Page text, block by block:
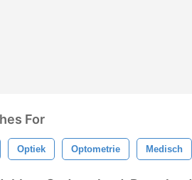
For
Optiek Optometrie Medisch